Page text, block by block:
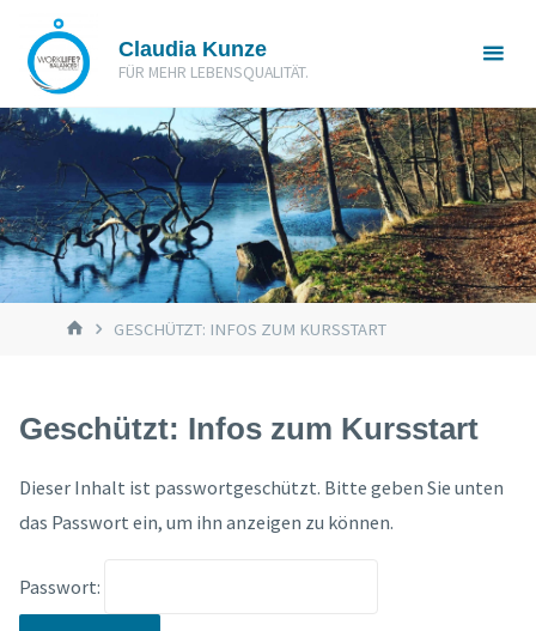
Inhalt
springen
Claudia Kunze
FÜR MEHR LEBENSQUALITÄT.
STARTGESCHÜTZT: INFOS ZUM KURSSTART
Geschützt: Infos zum Kursstart
Dieser Inhalt ist passwortgeschützt. Bitte geben Sie unten
das Passwort ein, um ihn anzeigen zu können.
Passwort: